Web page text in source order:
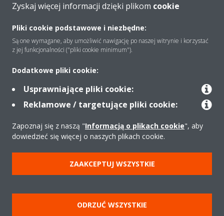
O firmie
Rozwiązania
Kontakt
Produkty
Copyright © Daikin
Etyka korporacyjna
Strategia podatkowa
Pompy ciepła
Oczyszczacze powietrza
Zyskaj więcej informacji dzięki plikom cookie
Pliki cookie podstawowe i niezbędne:
Są one wymagane, aby umożliwić nawigację po naszej witrynie i korzystać
z jej funkcjonalności ("pliki cookie minimum").
Dodatkowe pliki cookie:
Usprawniające pliki cookie:
Reklamowe / targetujące pliki cookie:
Zapoznaj się z naszą "Informacją o plikach cookie", aby
dowiedzieć się więcej o naszych plikach cookie.
ZAAKCEPTUJ WSZYSTKIE
ODRZUĆ WSZYSTKIE